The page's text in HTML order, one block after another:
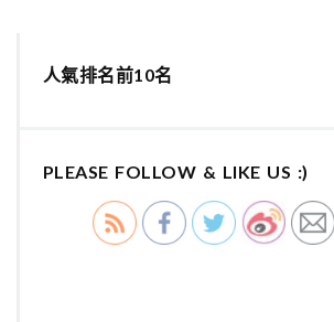
人氣排名前10名
PLEASE FOLLOW & LIKE US :)